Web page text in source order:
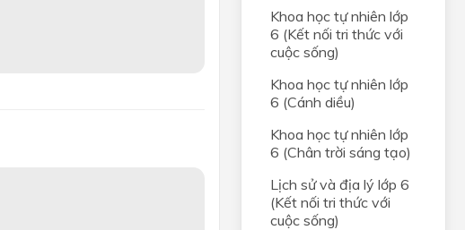
Khoa học tự nhiên lớp
6 (Kết nối tri thức với
cuộc sống)
Khoa học tự nhiên lớp
6 (Cánh diều)
Khoa học tự nhiên lớp
6 (Chân trời sáng tạo)
Lịch sử và địa lý lớp 6
(Kết nối tri thức với
cuộc sống)